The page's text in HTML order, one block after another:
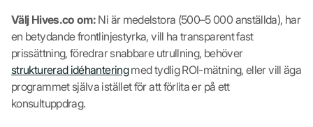
Välj Hives.co om: Ni är medelstora (500–5 000 anställda), har
en betydande frontlinjestyrka, vill ha transparent fast
prissättning, föredrar snabbare utrullning, behöver
strukturerad idéhanteringmed tydlig ROI-mätning, eller vill äga
programmet själva istället för att förlita er på ett
konsultuppdrag.